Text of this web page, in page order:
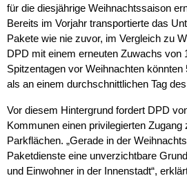
für die diesjährige Weihnachtssaison
Bereits im Vorjahr transportierte das
Pakete wie nie zuvor, im Vergleich zu
DPD mit einem erneuten Zuwachs von
Spitzentagen vor Weihnachten
als an einem durchschnittlichen Tag
Vor diesem Hintergrund fordert DPD
Kommunen einen privilegierten Zugang
Parkflächen. „Gerade in der
Paketdienste eine unverzichtbare
und Einwohner in der Innenstadt“,